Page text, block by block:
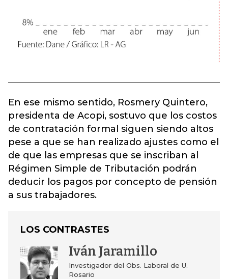
En ese mismo sentido, Rosmery Quintero,
presidenta de Acopi, sostuvo que los costos
de contratación formal siguen siendo altos
pese a que se han realizado ajustes como el
de que las empresas que se inscriban al
Régimen Simple de Tributación podrán
deducir los pagos por concepto de pensión
a sus trabajadores.
LOS CONTRASTES
Iván Jaramillo
Investigador del Obs. Laboral de U.
Rosario